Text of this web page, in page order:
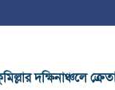
দক্ষিনাঞ্চলে